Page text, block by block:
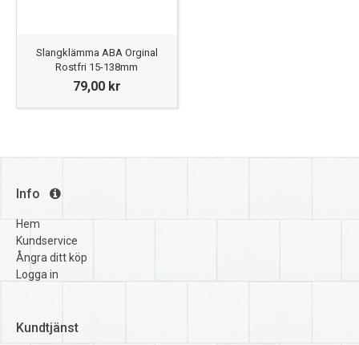
Slangklämma ABA Orginal
Rostfri 15-138mm
79,00 kr
Info
Hem
Kundservice
Ångra ditt köp
Logga in
Kundtjänst